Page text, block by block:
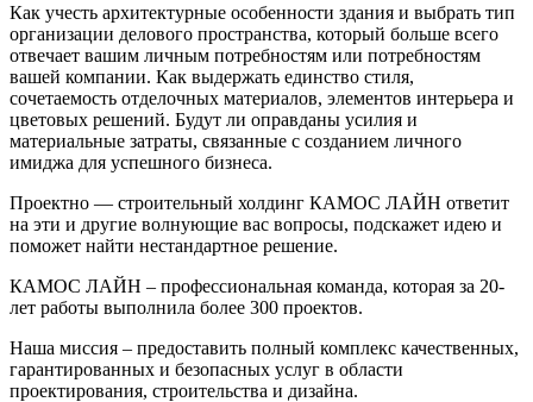
Как учесть архитектурные особенности здания и выбрать тип
организации делового пространства, который больше всего
отвечает вашим личным потребностям или потребностям
вашей компании. Как выдержать единство стиля,
сочетаемость отделочных материалов, элементов интерьера и
цветовых решений. Будут ли оправданы усилия и
материальные затраты, связанные с созданием личного
имиджа для успешного бизнеса.
Проектно — строительный холдинг КАМОС ЛАЙН ответит
на эти и другие волнующие вас вопросы, подскажет идею и
поможет найти нестандартное решение.
КАМОС ЛАЙН – профессиональная команда, которая за 20-
лет работы выполнила более 300 проектов.
Наша миссия – предоставить полный комплекс качественных,
гарантированных и безопасных услуг в области
проектирования, строительства и дизайна.